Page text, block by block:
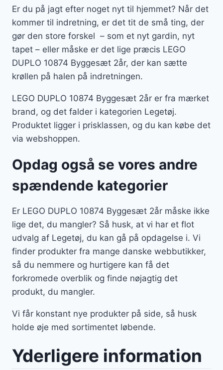
Er du på jagt efter noget nyt til hjemmet? Når det
kommer til indretning, er det tit de små ting, der
gør den store forskel – som et nyt gardin, nyt
tapet – eller måske er det lige præcis LEGO
DUPLO 10874 Byggesæt 2år, der kan sætte
krøllen på halen på indretningen.
LEGO DUPLO 10874 Byggesæt 2år er fra mærket
brand, og det falder i kategorien Legetøj.
Produktet ligger i prisklassen, og du kan købe det
via webshoppen.
Opdag også se vores andre
spændende kategorier
Er LEGO DUPLO 10874 Byggesæt 2år måske ikke
lige det, du mangler? Så husk, at vi har et flot
udvalg af Legetøj, du kan gå på opdagelse i. Vi
finder produkter fra mange danske webbutikker,
så du nemmere og hurtigere kan få det
forkromede overblik og finde nøjagtig det
produkt, du mangler.
Vi får konstant nye produkter på side, så husk
holde øje med sortimentet løbende.
Yderligere information